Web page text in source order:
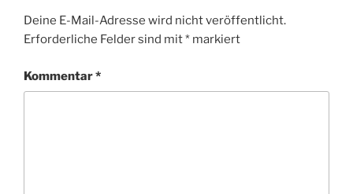
Deine E-Mail-Adresse wird nicht veröffentlicht.
Erforderliche Felder sind mit* markiert
Kommentar*